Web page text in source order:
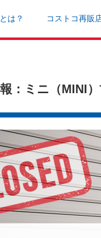
は？ コストコ再販
：ミニ（MINI